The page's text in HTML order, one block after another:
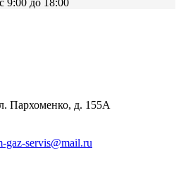
Пархоменко, д. 155А
gaz-servis@mail.ru